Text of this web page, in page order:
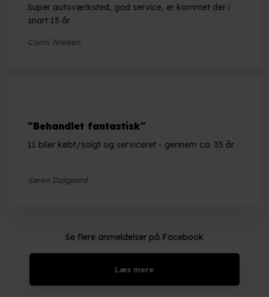
Super autoværksted, god service, er kommet der i
snart 15 år
Conni Nielsen
"Behandlet fantastisk"
11 biler købt/solgt og serviceret - gennem ca. 35 år
Søren Dalgaard
Se flere anmeldelser på Facebook​
Læs mere​